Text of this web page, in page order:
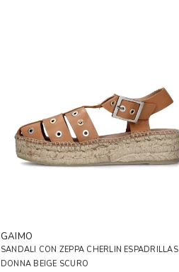
GAIMO
SANDALI CON ZEPPA CHERLIN ESPADRILLAS
DONNA BEIGE SCURO